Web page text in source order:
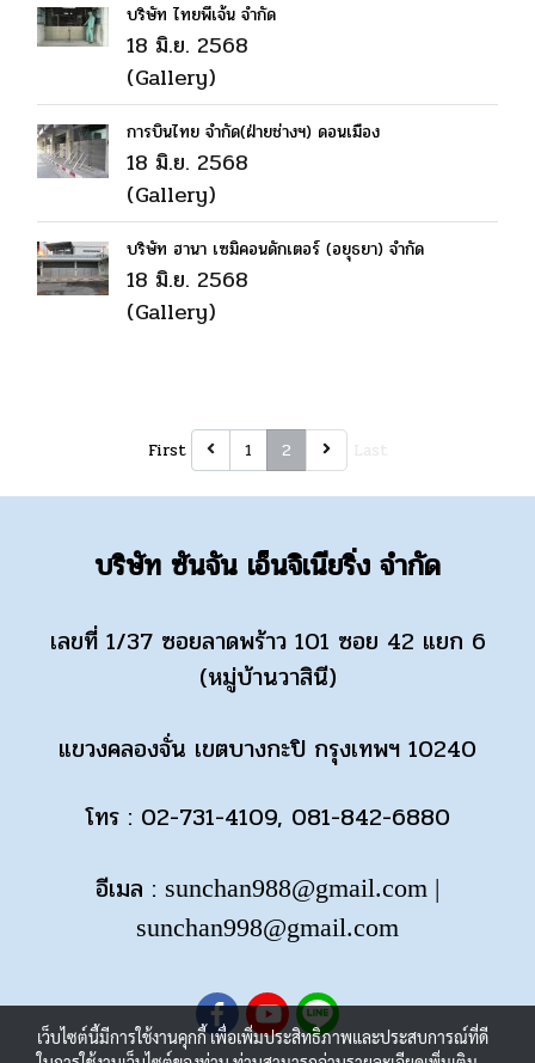
บริษัท ไทยพีเจ้น จำกัด
18 มิ.ย. 2568
(Gallery)
การบินไทย จำกัด(ฝ่ายช่างฯ) ดอนเมือง
18 มิ.ย. 2568
(Gallery)
บริษัท ฮานา เซมิคอนดักเตอร์ (อยุธยา) จำกัด
18 มิ.ย. 2568
(Gallery)
First 1 2
บริษัท ซันจัน เอ็นจิเนียริ่ง จำกัด
เลขที่ 1/37 ซอยลาดพร้าว 101 ซอย 42 แยก 6
(หมู่บ้านวาสินี)
แขวงคลองจั่น เขตบางกะปิ กรุงเทพฯ 10240
โทร : 02-731-4109, 081-842-6880
อีเมล : sunchan988@gmail.com |
sunchan998@gmail.com
เว็บไซต์นี้มีการใช้งานคุกกี้ เพื่อเพิ่มประสิทธิภาพและประสบการณ์ที่ดี